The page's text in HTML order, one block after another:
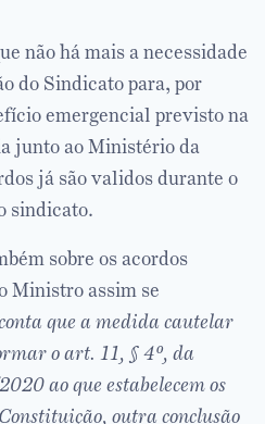
não há mais a necessidade
do Sindicato para, por
emergencial previsto na
junto ao Ministério da
já são validos durante o
sindicato.
sobre os acordos
Ministro assim se
que a medida cautelar
o art. 11, § 4º, da
ao que estabelecem os
outra conclusão